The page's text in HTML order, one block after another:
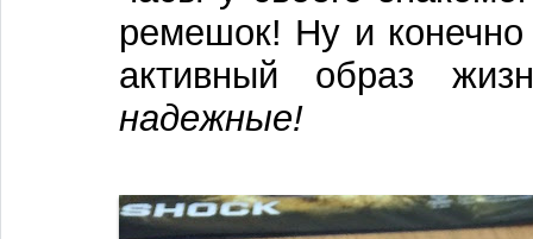
ремешок! Ну и
активный образ
надежные!